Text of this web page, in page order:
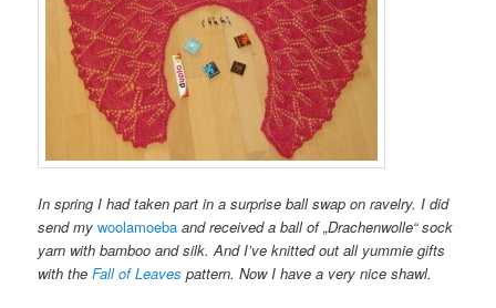
In spring I had taken part in a surprise ball swap on ravelry. I did
send mywoolamoeba and received a ball of „Drachenwolle“ sock
yarn with bamboo and silk. And I’ve knitted out all yummie gifts
with theFall of Leaves pattern. Now I have a very nice shawl.